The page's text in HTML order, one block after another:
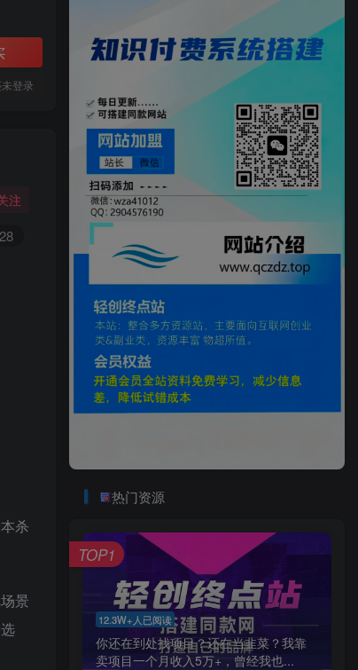
登录
注
28
杀
景
热门资源
12.3W+人已阅读
你还在到处找项目？还在当韭菜？我靠
卖项目一个月收入5万+，曾经我也...
TOP1